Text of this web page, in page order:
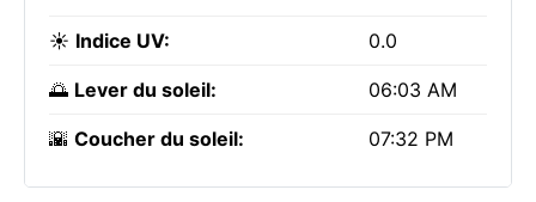
☀️ Indice UV: 0.0
🌅 Lever du soleil: 06:03 AM
🌇 Coucher du soleil: 07:32 PM